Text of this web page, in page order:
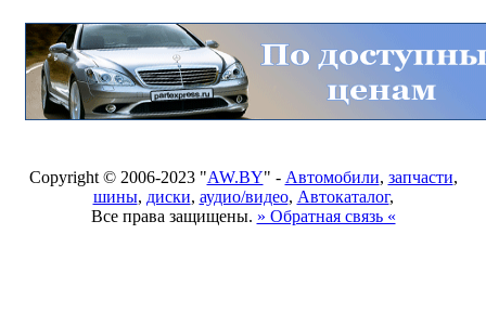
Copyright © 2006-2023 "AW.BY" - Автомобили, запчасти,
шины, диски, аудио/видео, Автокаталог,
Все права защищены. » Обратная связь «